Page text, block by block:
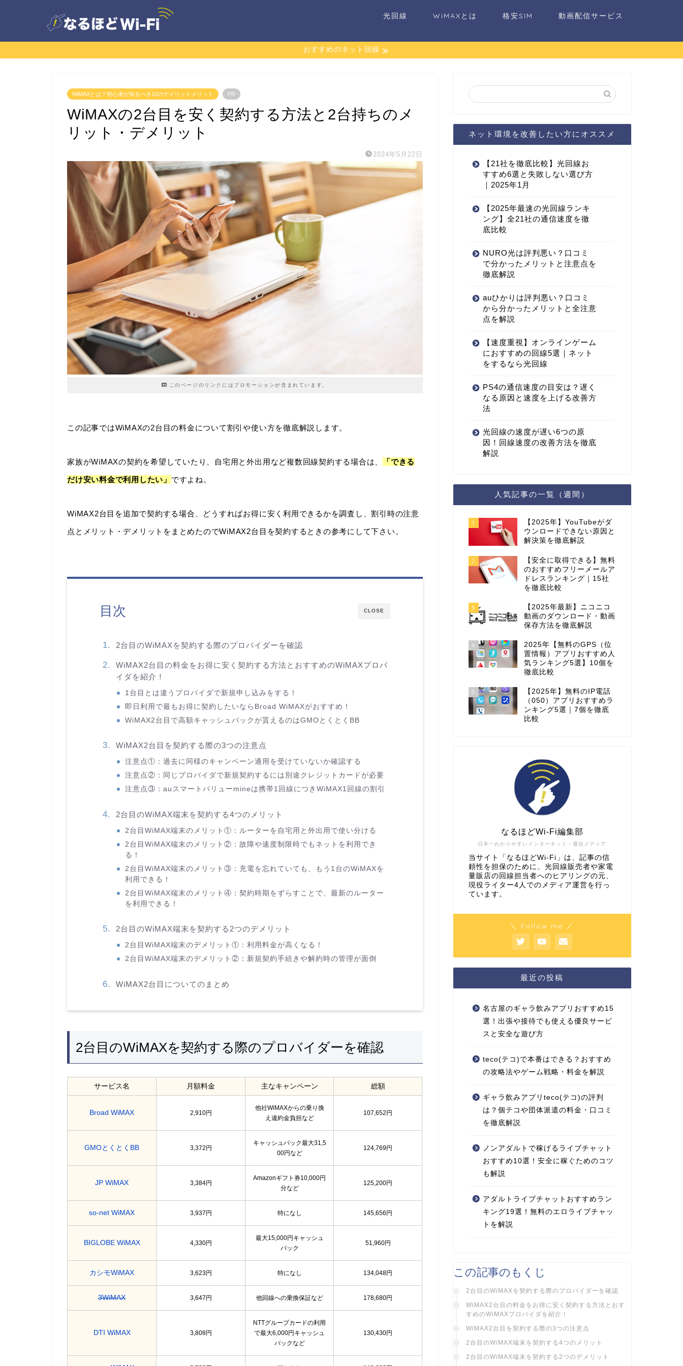
光回線 WiMAXとは 格安SIM 動画配信サービス
おすすめのネット回線
WiMAXとは？初心者が知るべき10のデメリットメリット PR
WiMAXの2台目を安く契約する方法と2台持ちのメ
リット・デメリット
2024年5月22日
このページのリンクにはプロモーションが含まれています。
この記事ではWiMAXの2台目の料金について割引や使い方を徹底解説します。
家族がWiMAXの契約を希望していたり、自宅用と外出用など複数回線契約する場合は、 「できる
だけ安い料金で利用したい」 ですよね。
WiMAX2台目を追加で契約する場合、どうすればお得に安く利用できるかを調査し、割引時の注意
点とメリット・デメリットをまとめたのでWiMAX2台目を契約するときの参考にして下さい。
CLOSE
目次
2台目のWiMAXを契約する際のプロバイダーを確認
WiMAX2台目の料金をお得に安く契約する方法とおすすめのWiMAXプロバ
イダを紹介！
1台目とは違うプロバイダで新規申し込みをする！
即日利用で最もお得に契約したいならBroad WiMAXがおすすめ！
WiMAX2台目で高額キャッシュバックが貰えるのはGMOとくとくBB
WiMAX2台目を契約する際の3つの注意点
注意点①：過去に同様のキャンペーン適用を受けていないか確認する
注意点②：同じプロバイダで新規契約するには別途クレジットカードが必要
注意点③：auスマートバリューmineは携帯1回線につきWiMAX1回線の割引
2台目のWiMAX端末を契約する4つのメリット
2台目WiMAX端末のメリット①：ルーターを自宅用と外出用で使い分ける
2台目WiMAX端末のメリット②：故障や速度制限時でもネットを利用でき
る！
2台目WiMAX端末のメリット③：充電を忘れていても、もう1台のWiMAXを
利用できる！
2台目WiMAX端末のメリット④：契約時期をずらすことで、最新のルーター
を利用できる！
2台目のWiMAX端末を契約する2つのデメリット
2台目WiMAX端末のデメリット①：利用料金が高くなる！
2台目WiMAX端末のデメリット②：新規契約手続きや解約時の管理が面倒
WiMAX2台目についてのまとめ
2台目のWiMAXを契約する際のプロバイダーを確認
サービス名 月額料金 主なキャンペーン 総額
Broad WiMAX 2,910円
他社WiMAXからの乗り換
え違約金負担など
107,652円
GMOとくとくBB 3,372円
キャッシュバック最大31,5
00円など
124,769円
JP WiMAX 3,384円
Amazonギフト券10,000円
分など
125,200円
so-net WiMAX 3,937円 特になし 145,656円
BIGLOBE WiMAX 4,330円
最大15,000円キャッシュ
バック
51,960円
カシモWiMAX 3,623円 特になし 134,048円
3WiMAX 3,647円 他回線への乗換保証など 178,680円
DTI WiMAX 3,808円
NTTグループカードの利用
で最大6,000円キャッシュ
バックなど
130,430円
ネット環境を改善したい方にオススメ
【21社を徹底比較】光回線お
すすめ6選と失敗しない選び方
｜2025年1月
【2025年最速の光回線ランキ
ング】全21社の通信速度を徹
底比較
NURO光は評判悪い？口コミ
で分かったメリットと注意点を
徹底解説
auひかりは評判悪い？口コミ
から分かったメリットと全注意
点を解説
【速度重視】オンラインゲーム
におすすめの回線5選｜ネット
をするなら光回線
PS4の通信速度の目安は？遅く
なる原因と速度を上げる改善方
法
光回線の速度が遅い6つの原
因！回線速度の改善方法を徹底
解説
人気記事の一覧（週間）
1
【2025年】YouTubeがダ
ウンロードできない原因と
解決策を徹底解説
2
【安全に取得できる】無料
のおすすめフリーメールア
ドレスランキング｜15社
を徹底比較
3
【2025年最新】ニコニコ
動画のダウンロード・動画
保存方法を徹底解説
4
2025年【無料のGPS（位
置情報）アプリおすすめ人
気ランキング5選】10個を
徹底比較
5
【2025年】無料のIP電話
（050）アプリおすすめラ
ンキング5選｜7個を徹底
比較
日本一わかりやすいインターネット・通信メディア
なるほどWi-Fi編集部
当サイト「なるほどWi-Fi」は、記事の信
頼性を担保のために、光回線販売者や家電
量販店の回線担当者へのヒアリングの元、
現役ライター4人でのメディア運営を行っ
ています。
＼ Follow me ／
最近の投稿
名古屋のギャラ飲みアプリおすすめ15
選！出張や接待でも使える優良サービ
スと安全な遊び方
teco(テコ)で本番はできる？おすすめ
の攻略法やゲーム戦略・料金を解説
ギャラ飲みアプリteco(テコ)の評判
は？個テコや団体派遣の料金・口コミ
を徹底解説
ノンアダルトで稼げるライブチャット
おすすめ10選！安全に稼ぐためのコツ
も解説
アダルトライブチャットおすすめラン
キング19選！無料のエロライブチャッ
トを解説
この記事のもくじ
2台目のWiMAXを契約する際のプロバイダーを確認
WiMAX2台目の料金をお得に安く契約する方法とおす
すめのWiMAXプロバイダを紹介！
WiMAX2台目を契約する際の3つの注意点
2台目のWiMAX端末を契約する4つのメリット
2台目のWiMAX端末を契約する2つのデメリット